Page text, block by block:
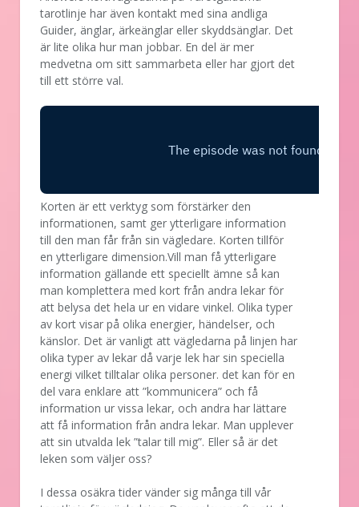
tarotlinje har även kontakt med sina andliga
Guider, änglar, ärkeänglar eller skyddsänglar. Det
är lite olika hur man jobbar. En del är mer
medvetna om sitt sammarbeta eller har gjort det
till ett större val.
Korten är ett verktyg som förstärker den
informationen, samt ger ytterligare information
till den man får från sin vägledare. Korten tillför
en ytterligare dimension.Vill man få ytterligare
information gällande ett speciellt ämne så kan
man komplettera med kort från andra lekar för
att belysa det hela ur en vidare vinkel. Olika typer
av kort visar på olika energier, händelser, och
känslor. Det är vanligt att vägledarna på linjen har
olika typer av lekar då varje lek har sin speciella
energi vilket tilltalar olika personer. det kan för en
del vara enklare att ”kommunicera” och få
information ur vissa lekar, och andra har lättare
att få information från andra lekar. Man upplever
att sin utvalda lek ”talar till mig”. Eller så är det
leken som väljer oss?
I dessa osäkra tider vänder sig många till vår